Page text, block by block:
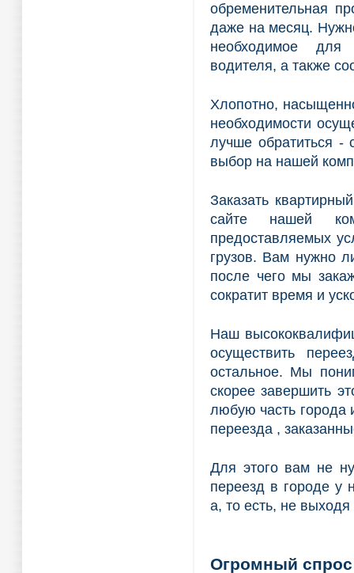
обременительная
даже на месяц.
необходимое для
водителя, а также
Хлопотно,
необходимости
лучше обратиться -
выбор на нашей
Заказать
сайте нашей
предоставляемых
грузов. Вам нужно
после чего мы
сократит время и
Наш
осуществить
остальное. Мы
скорее завершить
любую часть города
переезда ,
Для этого вам не
переезд в городе у
а, то есть, не выходя
Огромный спрос